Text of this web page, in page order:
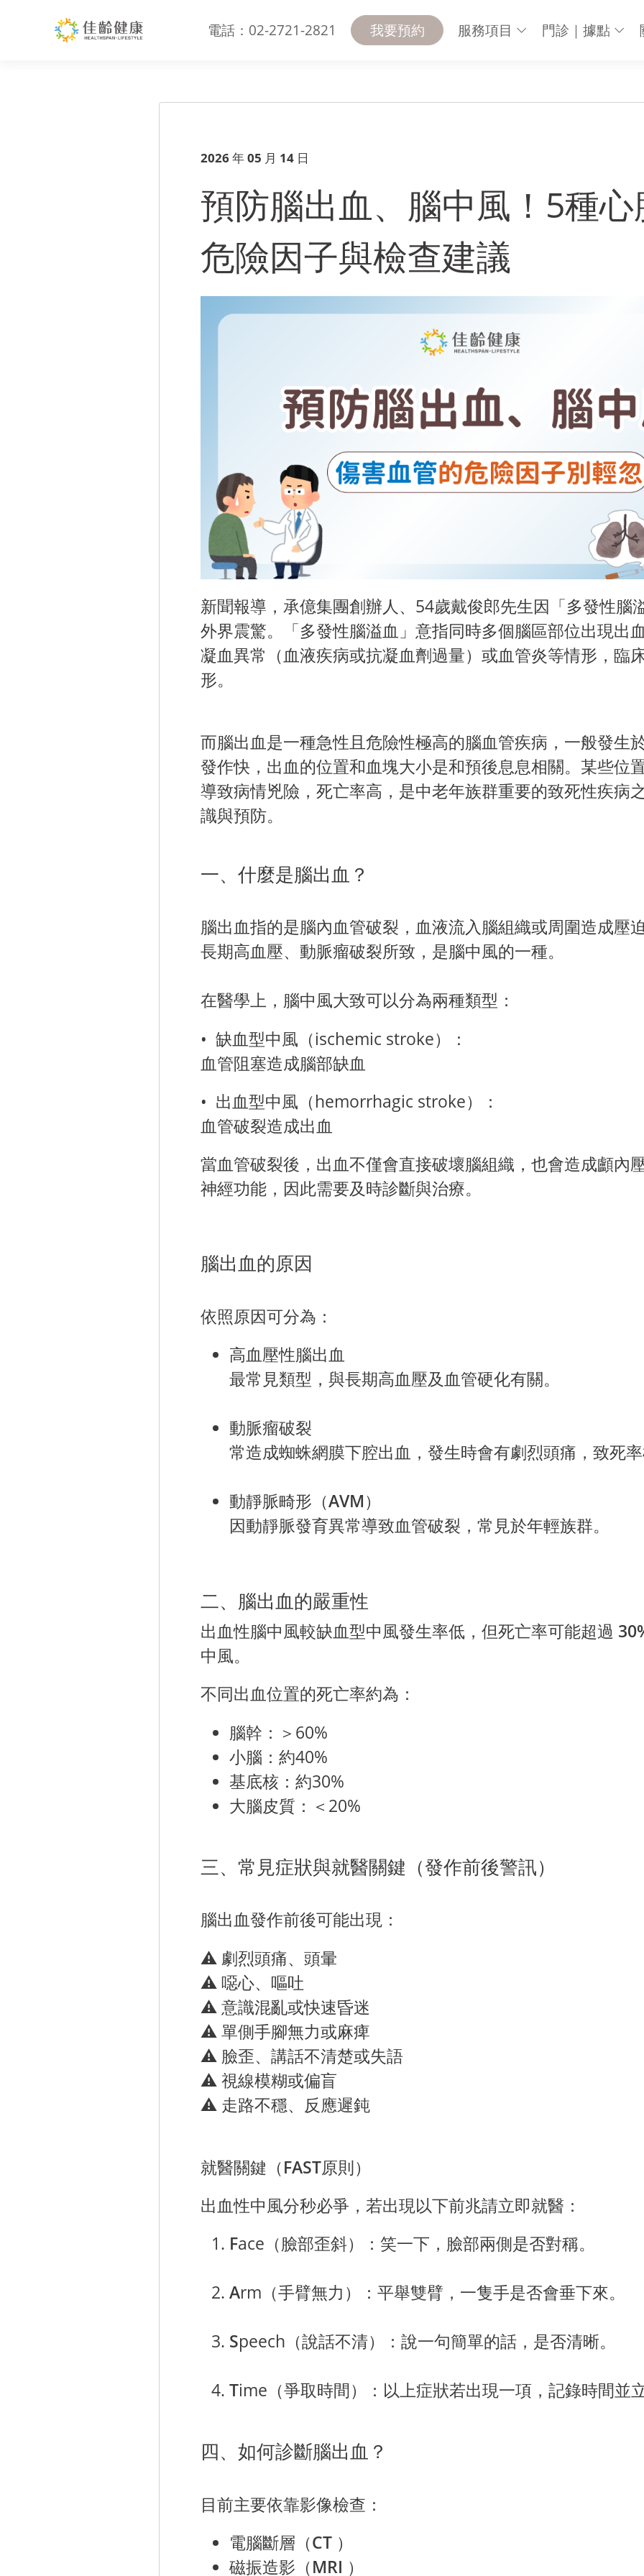
電話：02-2721-2821 我要預約 服務項目 門診｜據點
2026 年 05 月 14 日
預防腦出血、腦中風！5種
危險因子與檢查建議
新聞報導，承億集團創辦人、54歲戴俊郎先生因「多發性腦
外界震驚。「多發性腦溢血」意指同時多個腦區部位出現出
凝血異常（血液疾病或抗凝血劑過量）或血管炎等情形，臨
形。
而腦出血是一種急性且危險性極高的腦血管疾病 ，一般發生
發作快，出血的位置和血塊大小是和預後息息相關。某些位
導致病情兇險，死亡率高，是中老年族群重要的致死性疾病
識與預防。
一、什麼是腦出血？
腦出血指的是腦內血管破裂，血液流入腦組織或周圍造成壓
長期高血壓、動脈瘤破裂所致，是腦中風的一種。
在醫學上，腦中風大致可以分為兩種類型：
• 缺血型中風（ischemic stroke）：
血管阻塞造成腦部缺血
• 出血型中風（hemorrhagic stroke）：
血管破裂造成出血
當血管破裂後，出血不僅會直接破壞腦組織，也會造成顱內
神經功能，因此需要及時診斷與治療。
腦出血的原因
依照原因可分為：
高血壓性腦出血
最常見類型，與長期高血壓及血管硬化有關。
動脈瘤破裂
常造成蜘蛛網膜下腔出血，發生時會有劇烈頭痛，致死
動靜脈畸形（AVM）
因動靜脈發育異常導致血管破裂，常見於年輕族群。
二、腦出血的嚴重性
出血性腦中風較缺血型中風發生率低，但死亡率可能超過
中風。
不同出血位置的死亡率約為：
腦幹：＞60%
小腦：約40%
基底核：約30%
大腦皮質：＜20%
三、常見症狀與就醫關鍵（發作前後警訊）
腦出血發作前後可能出現：
⚠️ 劇烈頭痛、頭暈
⚠️ 噁心、嘔吐
⚠️ 意識混亂或快速昏迷
⚠️ 單側手腳無力或麻痺
⚠️ 臉歪、講話不清楚或失語
⚠️ 視線模糊或偏盲
⚠️ 走路不穩、反應遲鈍
就醫關鍵 （FAST原則）
出血性中風分秒必爭，若出現以下前兆請立即就醫：
Face（臉部歪斜）：笑一下，臉部兩側是否對稱。
Arm（手臂無力）：平舉雙臂，一隻手是否會垂下來。
Speech（說話不清）：說一句簡單的話，是否清晰。
Time（爭取時間）： 以上症狀若出現一項 ，記錄時間並
四、如何診斷腦出血？
目前主要依靠影像檢查：
電腦斷層（CT ）
磁振造影（MRI ）